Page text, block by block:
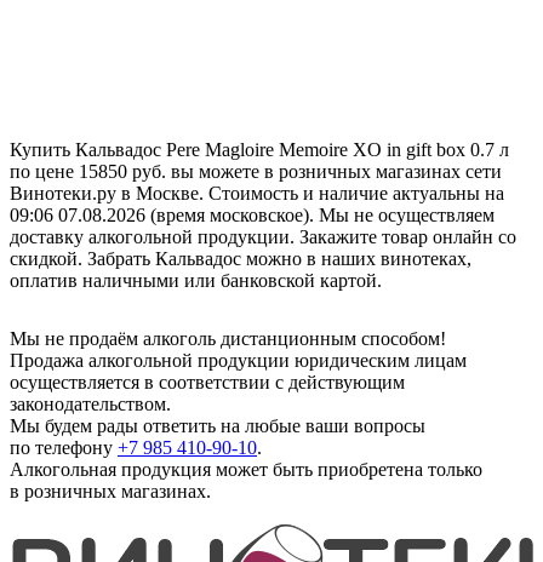
Купить Кальвадос Pere Magloire Memoire XO in gift box 0.7 л
по цене 15850 руб. вы можете в розничных магазинах сети
Винотеки.ру в Москве. Стоимость и наличие актуальны на
09:06 07.08.2026 (время московское). Мы не осуществляем
доставку алкогольной продукции. Закажите товар онлайн со
скидкой. Забрать Кальвадос можно в наших винотеках,
оплатив наличными или банковской картой.
Мы не продаём алкоголь дистанционным способом!
Продажа алкогольной продукции юридическим лицам
осуществляется в соответствии с действующим
законодательством.
Мы будем рады ответить на любые ваши вопросы
по телефону +7 985 410-90-10.
Алкогольная продукция может быть приобретена только
в розничных магазинах.